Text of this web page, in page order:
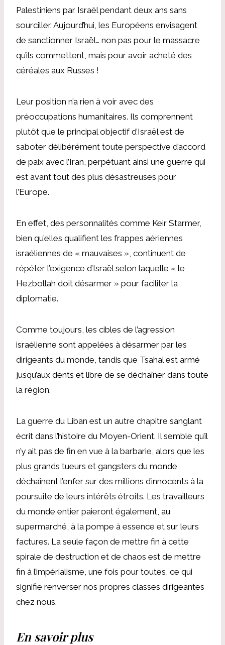
Palestiniens par Israël pendant deux ans sans
sourciller. Aujourd’hui, les Européens envisagent
de sanctionner Israël… non pas pour le massacre
qu’ils commettent, mais pour avoir acheté des
céréales aux Russes !
Leur position n’a rien à voir avec des
préoccupations humanitaires. Ils comprennent
plutôt que le principal objectif d’Israël est de
saboter délibérément toute perspective d’accord
de paix avec l’Iran, perpétuant ainsi une guerre qui
est avant tout des plus désastreuses pour
l’Europe.
En effet, des personnalités comme Keir Starmer,
bien qu’elles qualifient les frappes aériennes
israéliennes de « mauvaises », continuent de
répéter l’exigence d’Israël selon laquelle « le
Hezbollah doit désarmer » pour faciliter la
diplomatie.
Comme toujours, les cibles de l’agression
israélienne sont appelées à désarmer par les
dirigeants du monde, tandis que Tsahal est armé
jusqu’aux dents et libre de se déchaîner dans toute
la région.
La guerre du Liban est un autre chapitre sanglant
écrit dans l’histoire du Moyen-Orient. Il semble qu’il
n’y ait pas de fin en vue à la barbarie, alors que les
plus grands tueurs et gangsters du monde
déchaînent l’enfer sur des millions d’innocents à la
poursuite de leurs intérêts étroits. Les travailleurs
du monde entier paieront également, au
supermarché, à la pompe à essence et sur leurs
factures. La seule façon de mettre fin à cette
spirale de destruction et de chaos est de mettre
fin à l’impérialisme, une fois pour toutes, ce qui
signifie renverser nos propres classes dirigeantes
chez nous.
En savoir plus